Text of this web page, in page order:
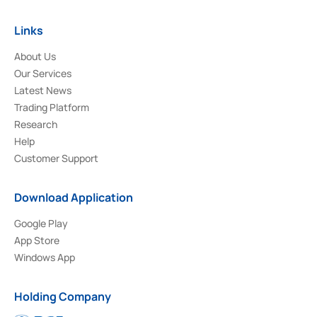
Links
About Us
Our Services
Latest News
Trading Platform
Research
Help
Customer Support
Download Application
Google Play
App Store
Windows App
Holding Company